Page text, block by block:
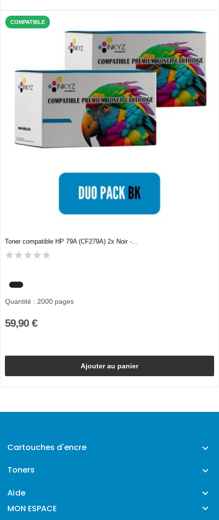
COMPATIBLE
Toner compatible HP 79A (CF279A) 2x Noir -...
Quantité : 2000 pages
59,90 €
Ajouter au panier
Cartouches d'encre 
Toners 
Aide 
MON ESPACE 